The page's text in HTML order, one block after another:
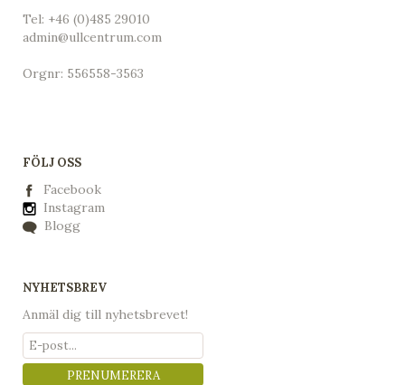
Tel: +46 (0)485 29010
admin@ullcentrum.com
Orgnr: 556558-3563
FÖLJ OSS
Facebook
Instagram
Blogg
NYHETSBREV
Anmäl dig till nyhetsbrevet!
PRENUMERERA